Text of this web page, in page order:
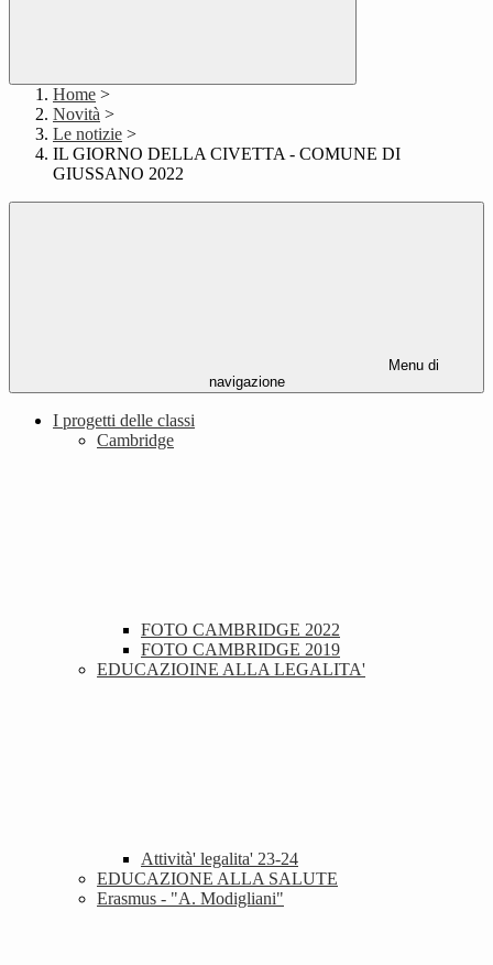
Home >
Novità >
Le notizie >
IL GIORNO DELLA CIVETTA - COMUNE DI
GIUSSANO 2022
Menu di
navigazione
I progetti delle classi
Cambridge
FOTO CAMBRIDGE 2022
FOTO CAMBRIDGE 2019
EDUCAZIOINE ALLA LEGALITA'
Attività' legalita' 23-24
EDUCAZIONE ALLA SALUTE
Erasmus - "A. Modigliani"